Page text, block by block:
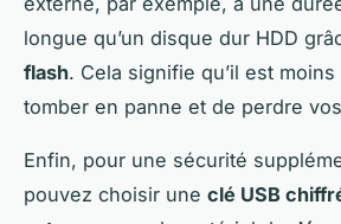
longue qu’un disque dur HDD
flash. Cela signifie qu’il est
tomber en panne et de perdre
Enfin, pour une sécurité
pouvez choisir une clé USB